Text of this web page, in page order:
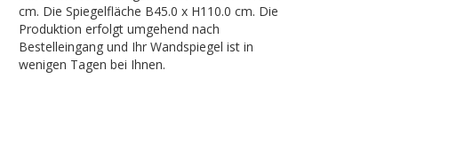
cm. Die Spiegelfläche B45.0 x H110.0 cm. Die
Produktion erfolgt umgehend nach
Bestelleingang und Ihr Wandspiegel ist in
wenigen Tagen bei Ihnen.